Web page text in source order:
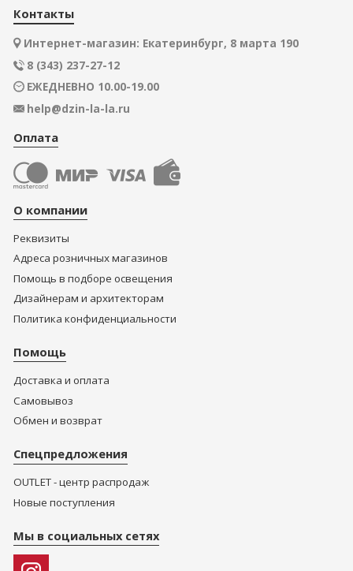
Контакты
Интернет-магазин: Екатеринбург, 8 марта 190
8 (343) 237-27-12
ЕЖЕДНЕВНО 10.00-19.00
help@dzin-la-la.ru
Оплата
О компании
Реквизиты
Адреса розничных магазинов
Помощь в подборе освещения
Дизайнерам и архитекторам
Политика конфиденциальности
Помощь
Доставка и оплата
Самовывоз
Обмен и возврат
Спецпредложения
OUTLET - центр распродаж
Новые поступления
Мы в социальных сетях